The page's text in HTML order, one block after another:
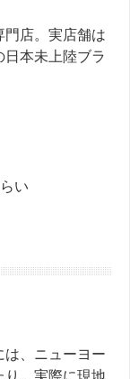
店。実店舗は
本未上陸ブラ
い
、ニューヨー